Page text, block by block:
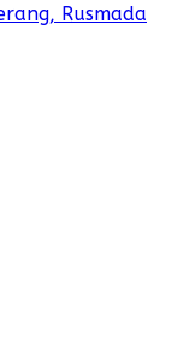
Rusmada